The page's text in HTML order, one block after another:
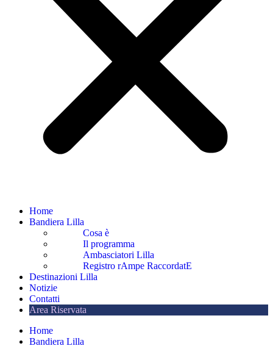
Home
Bandiera Lilla
Cosa è
Il programma
Ambasciatori Lilla
Registro rAmpe RaccordatE
Destinazioni Lilla
Notizie
Contatti
Area Riservata
Home
Bandiera Lilla